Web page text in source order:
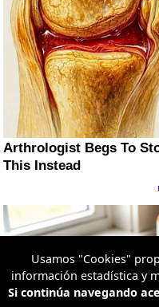
Usamos "Cookies"
información estadística y
Si continúa navegando